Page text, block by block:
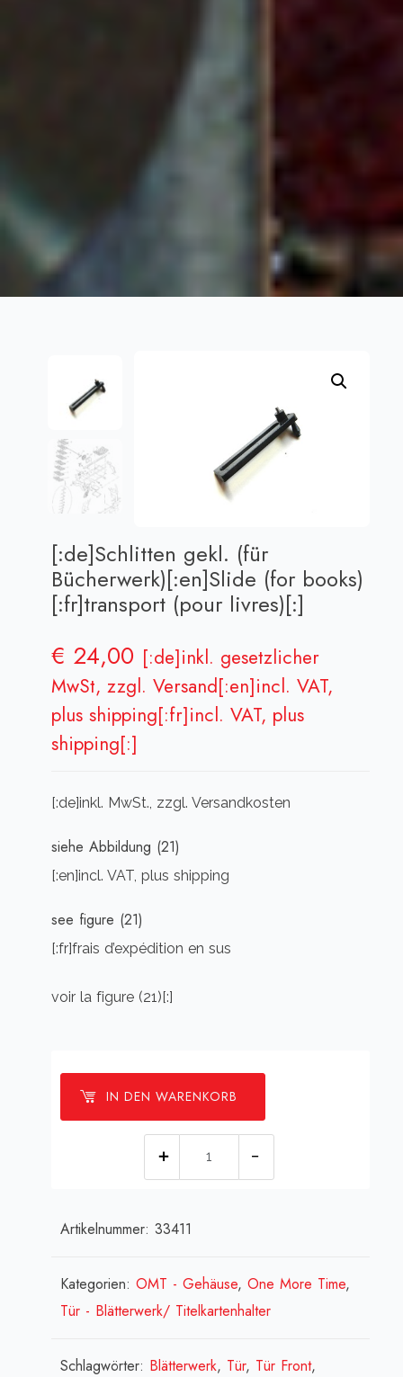
[:de]Schlitten gekl. (für
Bücherwerk)[:en]Slide (for books)
[:fr]transport (pour livres)[:]
€ 24,00 [:de]inkl. gesetzlicher
MwSt, zzgl. Versand[:en]incl. VAT,
plus shipping[:fr]incl. VAT, plus
shipping[:]
[:de]inkl. MwSt., zzgl. Versandkosten
siehe Abbildung (21)
[:en]incl. VAT, plus shipping
see figure (21)
[:fr]frais d’expédition en sus
voir la figure (21)[:]
IN DEN WARENKORB
Bücherwerk)
(for
books)
(pour
Artikelnummer:33411
Kategorien:OMT - Gehäuse,One More Time,
Tür - Blätterwerk/ Titelkartenhalter
Schlagwörter: Blätterwerk, Tür, Tür Front,